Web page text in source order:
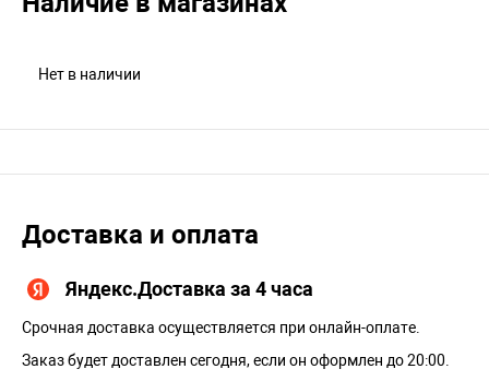
Нет в наличии
Доставка и оплата
Яндекс.Доставка за 4 часа
Срочная доставка осуществляется при онлайн-оплате.
Заказ будет доставлен сегодня, если он оформлен до 20:00.